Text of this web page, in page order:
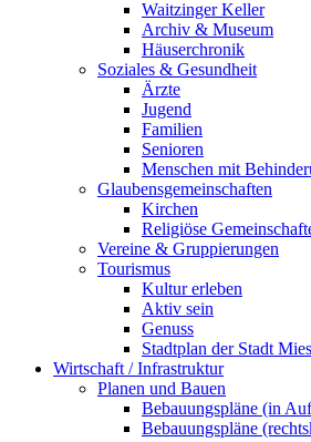
Waitzinger Keller
Archiv & Museum
Häuserchronik
Soziales & Gesundheit
Ärzte
Jugend
Familien
Senioren
Menschen mit
Glaubensgemeinschaften
Kirchen
Religiöse
Vereine & Gruppierungen
Tourismus
Kultur erleben
Aktiv sein
Genuss
Stadtplan der Stadt
Wirtschaft / Infrastruktur
Planen und Bauen
Bebauungspläne (in
Bebauungspläne